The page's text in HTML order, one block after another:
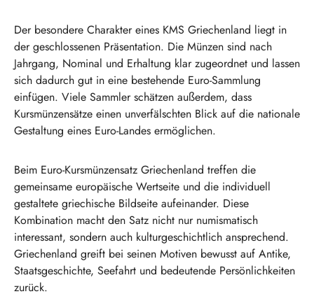
Der besondere Charakter eines KMS Griechenland liegt in
der geschlossenen Präsentation. Die Münzen sind nach
Jahrgang, Nominal und Erhaltung klar zugeordnet und lassen
sich dadurch gut in eine bestehende Euro-Sammlung
einfügen. Viele Sammler schätzen außerdem, dass
Kursmünzensätze einen unverfälschten Blick auf die nationale
Gestaltung eines Euro-Landes ermöglichen.
Beim Euro-Kursmünzensatz Griechenland treffen die
gemeinsame europäische Wertseite und die individuell
gestaltete griechische Bildseite aufeinander. Diese
Kombination macht den Satz nicht nur numismatisch
interessant, sondern auch kulturgeschichtlich ansprechend.
Griechenland greift bei seinen Motiven bewusst auf Antike,
Staatsgeschichte, Seefahrt und bedeutende Persönlichkeiten
zurück.